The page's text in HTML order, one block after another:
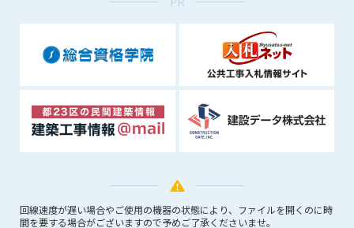
回線速度が遅い場合やご使用の機器の状態により、ファイルを開くのに時
間を要する場合がございますので予めご了承くださいませ。
(1) 会員が、自己の個人情報の開示に事前に同意している場合
(2) 個々の会員を特定できない統計的な処理をした形式で第三
者に提供する場合
(3) 第三者および管理者の権利、財産、安全等を保護するため
に必要であると管理者が判断した場合
(4) 法令等により開示を求められた場合
管理者は、会員が登録した内容が以下に該当する、またはその
恐れのあるものは、会員の承諾なく削除できるものとします。